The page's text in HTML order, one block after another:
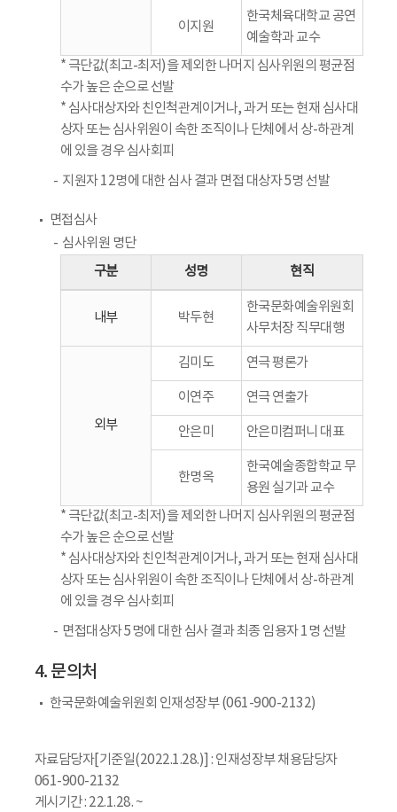
이지원
한국체육대학교 공연
예술학과 교수
* 극단값(최고-최저)을 제외한 나머지 심사위원의 평균점
수가 높은 순으로 선발
* 심사대상자와 친인척관계이거나, 과거 또는 현재 심사대
상자 또는 심사위원이 속한 조직이나 단체에서 상-하관계
에 있을 경우 심사회피
지원자 12명에 대한 심사 결과 면접 대상자 5명 선발
면접심사
심사위원 명단
구분
성명 현직
내부 박두현
한국문화예술위원회
사무처장 직무대행
외부
김미도 연극 평론가
이연주 연극 연출가
안은미 안은미컴퍼니 대표
한명옥
한국예술종합학교 무
용원 실기과 교수
* 극단값(최고-최저)을 제외한 나머지 심사위원의 평균점
수가 높은 순으로 선발
* 심사대상자와 친인척관계이거나, 과거 또는 현재 심사대
상자 또는 심사위원이 속한 조직이나 단체에서 상-하관계
에 있을 경우 심사회피
면접대상자 5명에 대한 심사 결과 최종 임용자 1명 선발
4. 문의처
한국문화예술위원회 인재성장부 (061-900-2132)
자료담당자[기준일(2022.1.28.)] : 인재성장부 채용담당자
061-900-2132
게시기간 : 22.1.28. ~